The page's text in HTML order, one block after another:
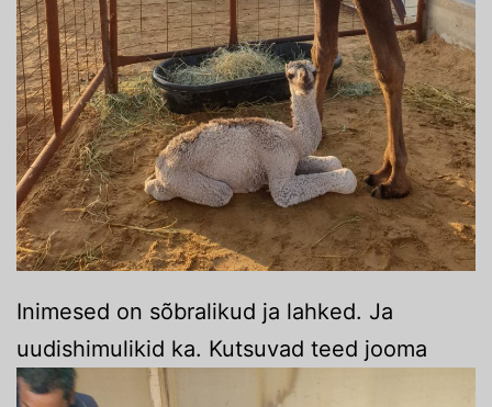
Inimesed on sõbralikud ja lahked. Ja
uudishimulikid ka. Kutsuvad teed jooma